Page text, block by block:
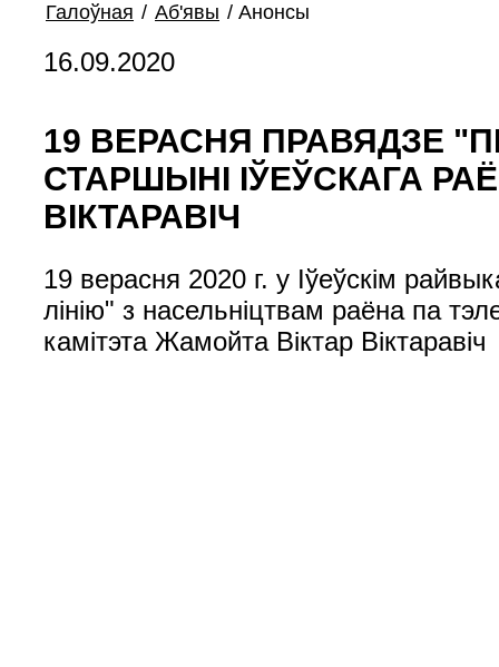
Галоўная / Аб'явы / Анонсы
16.09.2020
19 ВЕРАСНЯ ПРАВЯДЗЕ
СТАРШЫНІ ІЎЕЎСКАГА
ВІКТАРАВІЧ
19 верасня 2020 г. у Іўеўскім
лінію" з насельніцтвам раёна па
камітэта Жамойта Віктар Віктаравіч